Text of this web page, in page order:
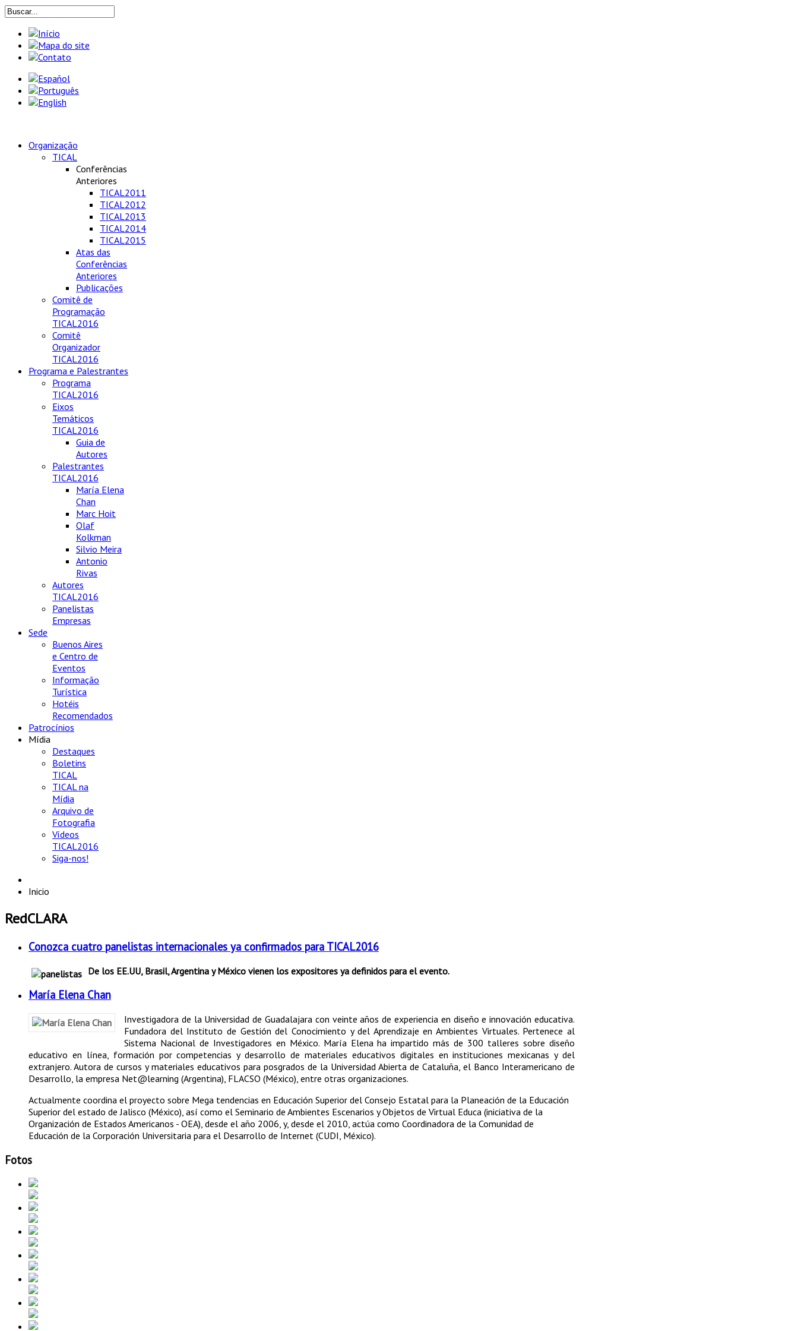
Organização
TICAL
Conferências
Anteriores
TICAL2011
TICAL2012
TICAL2013
TICAL2014
TICAL2015
Atas das
Conferências
Anteriores
Publicações
Comitê de
Programação
TICAL2016
Comitê
Organizador
TICAL2016
Programa e Palestrantes
Programa
TICAL2016
Eixos
Temáticos
TICAL2016
Guia de
Autores
Palestrantes
TICAL2016
María Elena
Chan
Marc Hoit
Olaf
Kolkman
Silvio Meira
Antonio
Rivas
Autores
TICAL2016
Panelistas
Empresas
Sede
Buenos Aires
e Centro de
Eventos
Informação
Turística
Hotéis
Recomendados
Patrocínios
Mídia
Destaques
Boletins
TICAL
TICAL na
Mídia
Arquivo de
Fotografia
Vídeos
TICAL2016
Siga-nos!
Inicio
RedCLARA
Conozca cuatro panelistas internacionales ya confirmados para TICAL2016
De los EE.UU, Brasil, Argentina y México vienen los expositores ya definidos para el evento.
María Elena Chan
Investigadora de la Universidad de Guadalajara con veinte años de experiencia en diseño e innovación educativa.
Fundadora del Instituto de Gestión del Conocimiento y del Aprendizaje en Ambientes Virtuales. Pertenece al
Sistema Nacional de Investigadores en México. María Elena ha impartido más de 300 talleres sobre diseño
educativo en línea, formación por competencias y desarrollo de materiales educativos digitales en instituciones mexicanas y del
extranjero. Autora de cursos y materiales educativos para posgrados de la Universidad Abierta de Cataluña, el Banco Interamericano de
Desarrollo, la empresa Net@learning (Argentina), FLACSO (México), entre otras organizaciones.
Actualmente coordina el proyecto sobre Mega tendencias en Educación Superior del Consejo Estatal para la Planeación de la Educación
Superior del estado de Jalisco (México), así como el Seminario de Ambientes Escenarios y Objetos de Virtual Educa (iniciativa de la
Organización de Estados Americanos - OEA), desde el año 2006, y, desde el 2010, actúa como Coordinadora de la Comunidad de
Educación de la Corporación Universitaria para el Desarrollo de Internet (CUDI, México).
Fotos